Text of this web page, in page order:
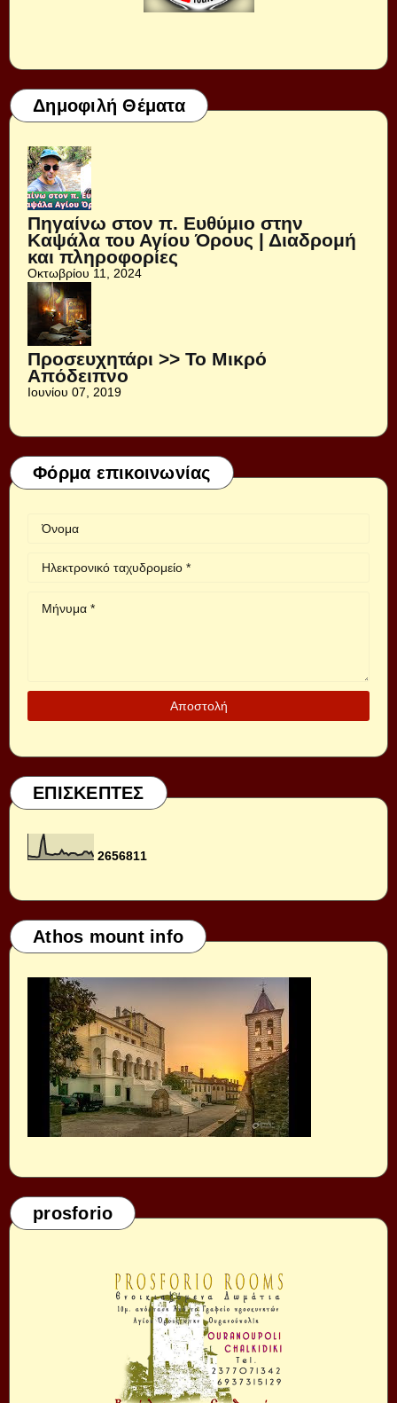
Δημοφιλή Θέματα
Πηγαίνω στον π. Ευθύμιο στην
Καψάλα του Αγίου Όρους | Διαδρομή
και πληροφορίες
Οκτωβρίου 11, 2024
Προσευχητάρι >> Το Μικρό
Απόδειπνο
Ιουνίου 07, 2019
Φόρμα επικοινωνίας
ΕΠΙΣΚΕΠΤΕΣ
2656811
Athos mount info
prosforio